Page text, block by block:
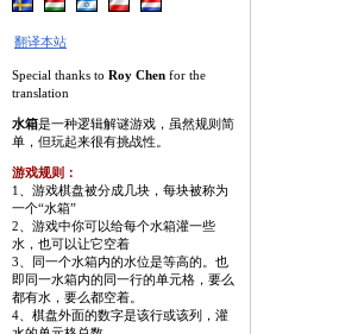
翻译本站
Special thanks to Roy Chen for the
translation
水箱是一种逻辑解谜游戏，虽然规则简
单，但玩起来很有挑战性。
游戏规则：
1、游戏棋盘被分成几块，每块被称为
一个“水箱”
2、游戏中你可以给每个水箱灌一些
水，也可以让它空着
3、同一个水箱内的水位是等高的。也
即同一水箱内的同一行的单元格，要么
都有水，要么都空着。
4、棋盘外面的数字是该行或该列，灌